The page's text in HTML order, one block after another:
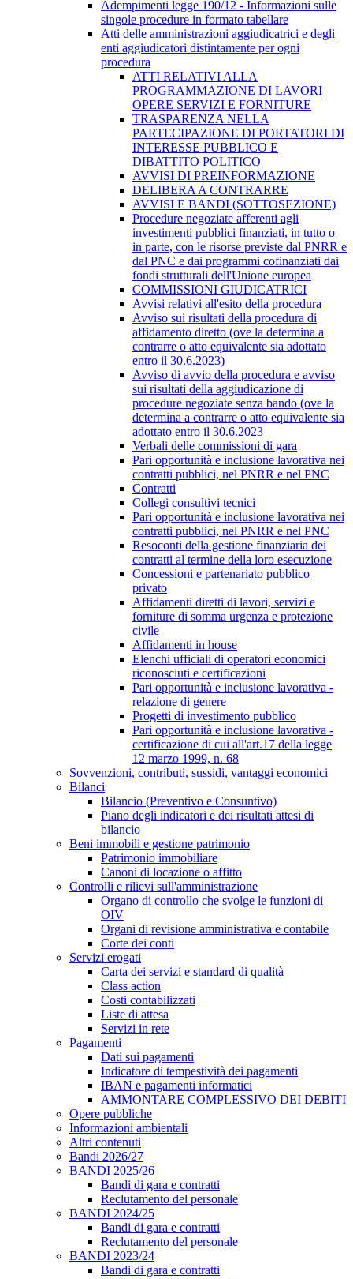
Adempimenti legge 190/12 - Informazioni sulle
singole procedure in formato tabellare
Atti delle amministrazioni aggiudicatrici e degli
enti aggiudicatori distintamente per ogni
procedura
ATTI RELATIVI ALLA
PROGRAMMAZIONE DI LAVORI
OPERE SERVIZI E FORNITURE
TRASPARENZA NELLA
PARTECIPAZIONE DI PORTATORI DI
INTERESSE PUBBLICO E
DIBATTITO POLITICO
AVVISI DI PREINFORMAZIONE
DELIBERA A CONTRARRE
AVVISI E BANDI (SOTTOSEZIONE)
Procedure negoziate afferenti agli
investimenti pubblici finanziati, in tutto o
in parte, con le risorse previste dal PNRR e
dal PNC e dai programmi cofinanziati dai
fondi strutturali dell'Unione europea
COMMISSIONI GIUDICATRICI
Avvisi relativi all'esito della procedura
Avviso sui risultati della procedura di
affidamento diretto (ove la determina a
contrarre o atto equivalente sia adottato
entro il 30.6.2023)
Avviso di avvio della procedura e avviso
sui risultati della aggiudicazione di
procedure negoziate senza bando (ove la
determina a contrarre o atto equivalente sia
adottato entro il 30.6.2023
Verbali delle commissioni di gara
Pari opportunità e inclusione lavorativa nei
contratti pubblici, nel PNRR e nel PNC
Contratti
Collegi consultivi tecnici
Pari opportunità e inclusione lavorativa nei
contratti pubblici, nel PNRR e nel PNC
Resoconti della gestione finanziaria dei
contratti al termine della loro esecuzione
Concessioni e partenariato pubblico
privato
Affidamenti diretti di lavori, servizi e
forniture di somma urgenza e protezione
civile
Affidamenti in house
Elenchi ufficiali di operatori economici
riconosciuti e certificazioni
Pari opportunità e inclusione lavorativa -
relazione di genere
Progetti di investimento pubblico
Pari opportunità e inclusione lavorativa -
certificazione di cui all'art.17 della legge
12 marzo 1999, n. 68
Sovvenzioni, contributi, sussidi, vantaggi economici
Bilanci
Bilancio (Preventivo e Consuntivo)
Piano degli indicatori e dei risultati attesi di
bilancio
Beni immobili e gestione patrimonio
Patrimonio immobiliare
Canoni di locazione o affitto
Controlli e rilievi sull'amministrazione
Organo di controllo che svolge le funzioni di
OIV
Organi di revisione amministrativa e contabile
Corte dei conti
Servizi erogati
Carta dei servizi e standard di qualità
Class action
Costi contabilizzati
Liste di attesa
Servizi in rete
Pagamenti
Dati sui pagamenti
Indicatore di tempestività dei pagamenti
IBAN e pagamenti informatici
AMMONTARE COMPLESSIVO DEI DEBITI
Opere pubbliche
Informazioni ambientali
Altri contenuti
Bandi 2026/27
BANDI 2025/26
Bandi di gara e contratti
Reclutamento del personale
BANDI 2024/25
Bandi di gara e contratti
Reclutamento del personale
BANDI 2023/24
Bandi di gara e contratti